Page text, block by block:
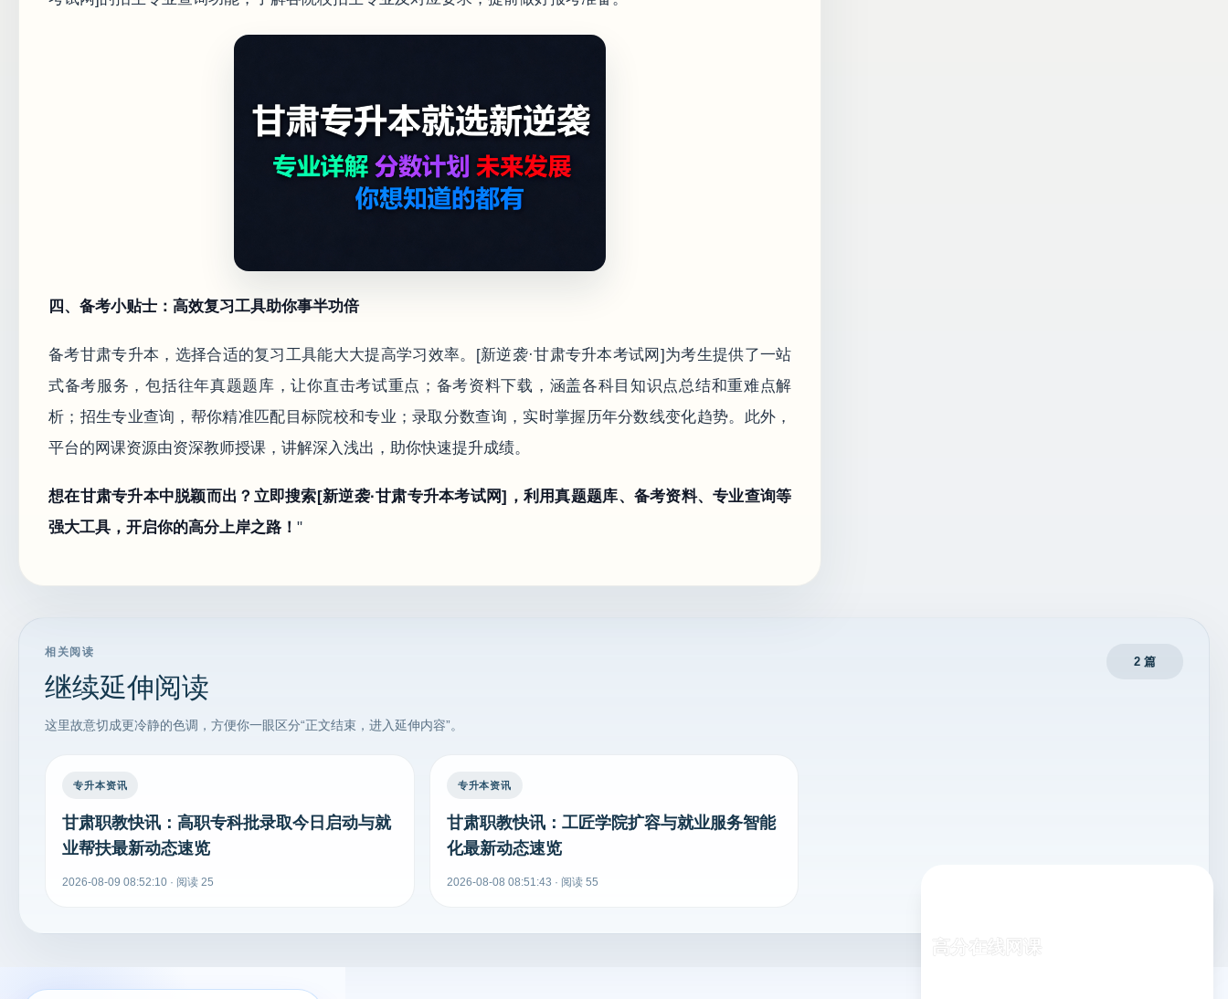
四、备考小贴士：高效复习工具助你事半功倍
备考甘肃专升本，选择合适的复习工具能大大提高学习效率。[新逆袭·甘肃专升本考试网]为考生提供了一站
式备考服务，包括往年真题题库，让你直击考试重点；备考资料下载，涵盖各科目知识点总结和重难点解
析；招生专业查询，帮你精准匹配目标院校和专业；录取分数查询，实时掌握历年分数线变化趋势。此外，
平台的网课资源由资深教师授课，讲解深入浅出，助你快速提升成绩。
想在甘肃专升本中脱颖而出？立即搜索[新逆袭·甘肃专升本考试网]，利用真题题库、备考资料、专业查询等
强大工具，开启你的高分上岸之路！ "
相关阅读
继续延伸阅读
这里故意切成更冷静的色调，方便你一眼区分“正文结束，进入延伸内容”。
2 篇
专升本资讯
甘肃职教快讯：高职专科批录取今日启动与就
业帮扶最新动态速览
2026-08-09 08:52:10 · 阅读 25
专升本资讯
甘肃职教快讯：工匠学院扩容与就业服务智能
化最新动态速览
2026-08-08 08:51:43 · 阅读 55
高分在线网课